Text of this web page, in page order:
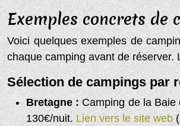
Exemples concrets de
Voici quelques exemples de
chaque camping avant de
Sélection de campings par
Bretagne :Camping de la Baie
130€/nuit.Lien vers le site web